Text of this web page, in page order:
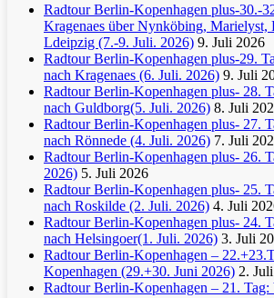
Radtour Berlin-Kopenhagen plus-30.-
Kragenaes über Nynköbing, Marielyst,
Ldeipzig (7.-9. Juli. 2026) 9. Juli 2026
Radtour Berlin-Kopenhagen plus-29.
nach Kragenaes (6. Juli. 2026) 9. Juli
Radtour Berlin-Kopenhagen plus- 28.
nach Guldborg(5. Juli. 2026) 8. Juli
Radtour Berlin-Kopenhagen plus- 27.
nach Rönnede (4. Juli. 2026) 7. Juli
Radtour Berlin-Kopenhagen plus- 26.
2026) 5. Juli 2026
Radtour Berlin-Kopenhagen plus- 25.
nach Roskilde (2. Juli. 2026) 4. Juli
Radtour Berlin-Kopenhagen plus- 24.
nach Helsingoer(1. Juli. 2026) 3. Juli
Radtour Berlin-Kopenhagen –
Kopenhagen (29.+30. Juni 2026) 2.
Radtour Berlin-Kopenhagen – 21. Tag: